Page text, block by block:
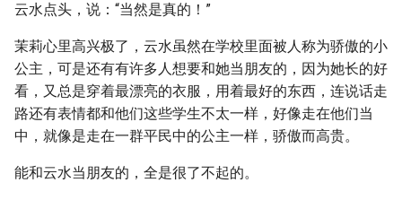
云水点头，说：“当然是真的！”
茉莉心里高兴极了，云水虽然在学校里面被人称为骄傲的小
公主，可是还有有许多人想要和她当朋友的，因为她长的好
看，又总是穿着最漂亮的衣服，用着最好的东西，连说话走
路还有表情都和他们这些学生不太一样，好像走在他们当
中，就像是走在一群平民中的公主一样，骄傲而高贵。
能和云水当朋友的，全是很了不起的。